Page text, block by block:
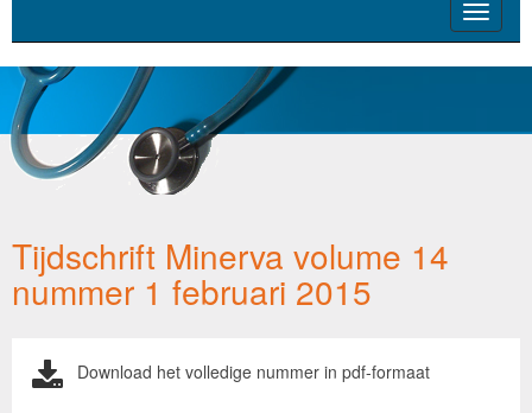
Toggle
Tijdschrift Minerva volume 14
nummer 1 februari 2015
Download het volledige nummer in pdf-formaat